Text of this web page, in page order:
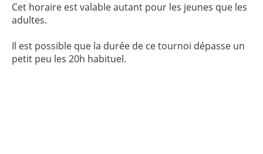
Cet horaire est valable autant pour les jeunes que les
adultes.
Il est possible que la durée de ce tournoi dépasse un
petit peu les 20h habituel.